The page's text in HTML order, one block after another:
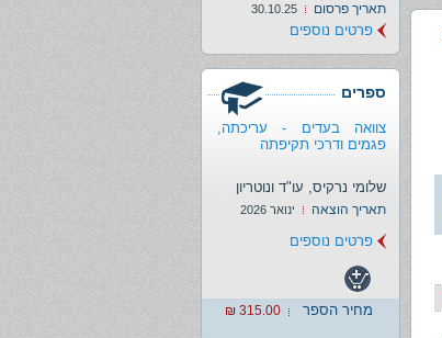
תאריך פרסום 30.10.25
פרטים נוספים
ספרים
צוואה בעדים - עריכתה,
פגמים ודרכי תקיפתה
שלומי נרקיס, עו"ד ונוטריון
תאריך הוצאה ינואר 2026
מחיר הספר 315.00 ₪
פרטים נוספים